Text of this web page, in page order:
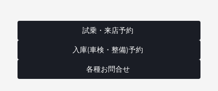
試乗・来店予約
入庫(車検・整備)予約
各種お問合せ